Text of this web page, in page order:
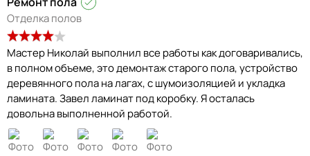
Отделка полов
Мастер Николай выполнил все работы как договаривались,
в полном объеме, это демонтаж старого пола, устройство
деревянного пола на лагах, с шумоизоляцией и укладка
ламината. Завел ламинат под коробку. Я осталась
довольна выполненной работой.